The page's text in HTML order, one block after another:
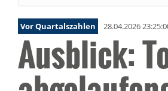
Vor Quartalszahlen 28.04.2026
Ausblick: